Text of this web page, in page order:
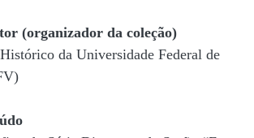
(organizador da coleção)
da Universidade Federal de